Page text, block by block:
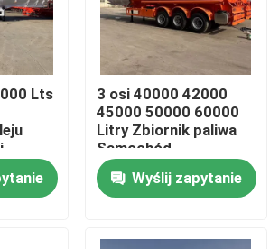
fabryce
nami
Lts
oleju
3 osi 40000 42000
45000 50000 60000
Litry Zbiornik paliwa
Samochód
przyczepny Benzyna
Benzyna Diesel
Zbiornik oleju Czołg
Wyślij zapytanie